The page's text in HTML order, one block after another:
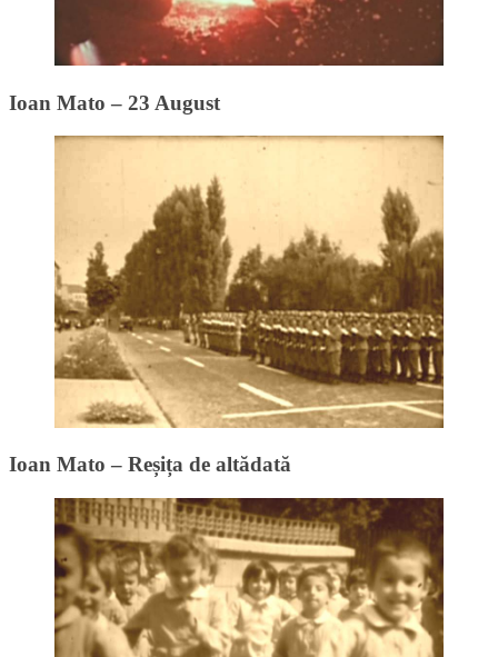
Ioan Mato – 23 August
Ioan Mato – Reșița de altădată